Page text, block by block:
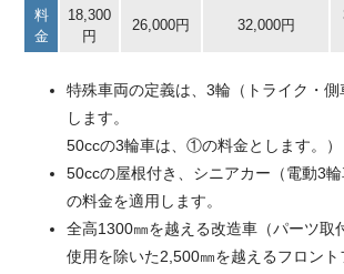
料
金
18,300
円
26,000円 32,000円
特殊車両の定義は、3輪（トライク・側
します。
50ccの3輪車は、①の料金とします。）
50ccの屋根付き、シニアカー（電動3
の料金を適用します。
全高1300㎜を越える改造車（パーツ取
使用を除いた2,500㎜を越えるフロン